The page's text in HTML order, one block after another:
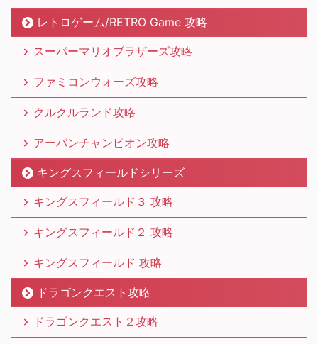
レトロゲーム/RETRO Game 攻略
スーパーマリオブラザーズ攻略
ファミコンウォーズ攻略
クルクルランド攻略
アーバンチャンピオン攻略
キングスフィールドシリーズ
キングスフィールド３ 攻略
キングスフィールド２ 攻略
キングスフィールド 攻略
ドラゴンクエスト攻略
ドラゴンクエスト２攻略